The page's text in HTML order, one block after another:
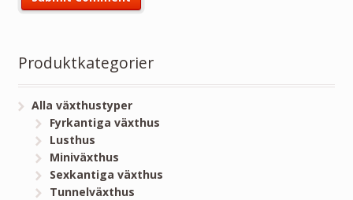
Produktkategorier
Alla växthustyper
Fyrkantiga växthus
Lusthus
Miniväxthus
Sexkantiga växthus
Tunnelväxthus